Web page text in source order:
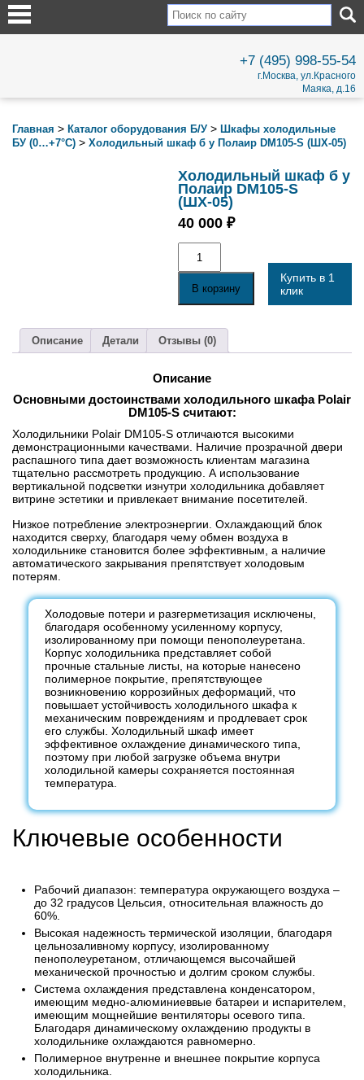
+7 (495) 998-55-54
г.Москва, ул.Красного
Маяка, д.16
Главная > Каталог оборудования Б/У > Шкафы холодильные
БУ (0…+7°С) > Холодильный шкаф б у Полаир DM105-S (ШХ-05)
Холодильный шкаф б у
Полаир DM105-S
(ШХ-05)
40 000₽
товара
Холодильный
шкаф
Полаир
DM105-
S
В корзину
Купить в 1
клик
Описание Детали Отзывы (0)
Описание
Основными достоинствами холодильного шкафа Polair
DM105-S считают:
Холодильники Polair DM105-S отличаются высокими
демонстрационными качествами. Наличие прозрачной двери
распашного типа дает возможность клиентам магазина
тщательно рассмотреть продукцию. А использование
вертикальной подсветки изнутри холодильника добавляет
витрине эстетики и привлекает внимание посетителей.
Низкое потребление электроэнергии. Охлаждающий блок
находится сверху, благодаря чему обмен воздуха в
холодильнике становится более эффективным, а наличие
автоматического закрывания препятствует холодовым
потерям.
Холодовые потери и разгерметизация исключены,
благодаря особенному усиленному корпусу,
изолированному при помощи пенополеуретана.
Корпус холодильника представляет собой
прочные стальные листы, на которые нанесено
полимерное покрытие, препятствующее
возникновению коррозийных деформаций, что
повышает устойчивость холодильного шкафа к
механическим повреждениям и продлевает срок
его службы. Холодильный шкаф имеет
эффективное охлаждение динамического типа,
поэтому при любой загрузке объема внутри
холодильной камеры сохраняется постоянная
температура.
Ключевые особенности
Рабочий диапазон: температура окружающего воздуха –
до 32 градусов Цельсия, относительная влажность до
60%.
Высокая надежность термической изоляции, благодаря
цельнозаливному корпусу, изолированному
пенополеуретаном, отличающемся высочайшей
механической прочностью и долгим сроком службы.
Система охлаждения представлена конденсатором,
имеющим медно-алюминиеввые батареи и испарителем,
имеющим мощнейшие вентиляторы осевого типа.
Благодаря динамическому охлаждению продукты в
холодильнике охлаждаются равномерно.
Полимерное внутренне и внешнее покрытие корпуса
холодильника.